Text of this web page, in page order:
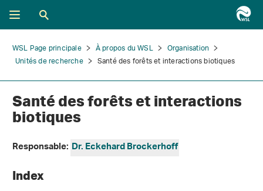
WSL Page principale À propos du WSL
Organisation
Unités de recherche
Santé des forêts et interactions biotiques
Santé des forêts et interactions
biotiques
Responsable: Dr. Eckehard Brockerhoff
Index